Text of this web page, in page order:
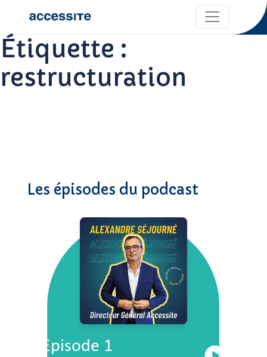
Étiquette :
restructuration
Les épisodes du podcast
Episode 1